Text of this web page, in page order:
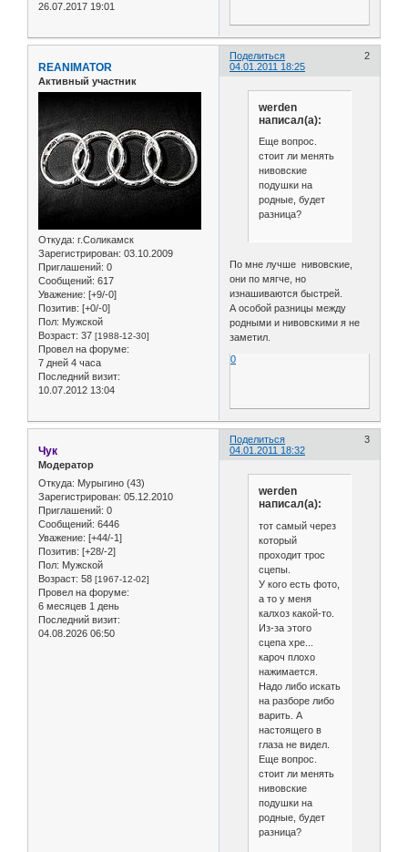
26.07.2017 19:01
Поделиться
2
04.01.2011 18:25
REANIMATOR
Активный участник
Откуда: г.Соликамск
Зарегистрирован: 03.10.2009
Приглашений: 0
Сообщений: 617
Уважение: [+9/-0]
Позитив: [+0/-0]
Пол: Мужской
Возраст: 37 [1988-12-30]
Провел на форуме:
7 дней 4 часа
Последний визит:
10.07.2012 13:04
werden
написал(а):
Еще вопрос.
стоит ли менять
нивовские
подушки на
родные, будет
разница?
По мне лучше нивовские,
они по мягче, но
изнашиваются быстрей.
А особой разницы между
родными и нивовскими я не
заметил.
0
Поделиться
3
04.01.2011 18:32
Чук
Модератор
Откуда: Мурыгино (43)
Зарегистрирован: 05.12.2010
Приглашений: 0
Сообщений: 6446
Уважение: [+44/-1]
Позитив: [+28/-2]
Пол: Мужской
Возраст: 58 [1967-12-02]
Провел на форуме:
6 месяцев 1 день
Последний визит:
04.08.2026 06:50
werden
написал(а):
тот самый через
который
проходит трос
сцепы.
У кого есть фото,
а то у меня
калхоз какой-то.
Из-за этого
сцепа хре...
кароч плохо
нажимается.
Надо либо искать
на разборе либо
варить. А
настоящего в
глаза не видел.
Еще вопрос.
стоит ли менять
нивовские
подушки на
родные, будет
разница?